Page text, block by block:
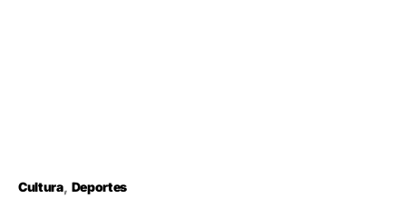
Cultura Deportes